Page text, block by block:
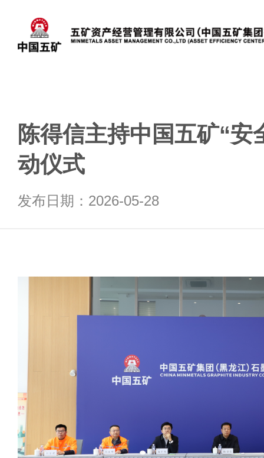
陈得信主持中国五矿“安
动仪式
发布日期：2026-05-28